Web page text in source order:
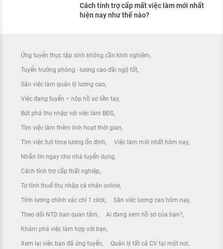
Cách tính trợ cấp mất việc làm mới nhất
hiện nay như thế nào?
Ứng tuyển thực tập sinh không cần kinh nghiệm
Tuyển trưởng phòng - lương cao đãi ngộ tốt
Săn việc làm quản lý lương cao
Việc đang tuyển – nộp hồ sơ liền tay
Bứt phá thu nhập với việc làm BĐS
Tìm việc làm thêm linh hoạt thời gian
Tìm việc full time lương ổn định Việc làm mới nhất hôm nay
Nhắn tin ngay cho nhà tuyển dụng
Cách tính trợ cấp thất nghiệp
Tự tính thuế thu nhập cá nhân online
Tính lương chính xác chỉ 1 click Săn việc lương cao hôm nay
Theo dõi NTD bạn quan tâm Ai đang xem hồ sơ của bạn?
Khám phá việc làm hợp với bạn
Xem lại việc bạn đã ứng tuyển Quản lý tất cả CV tại một nơi